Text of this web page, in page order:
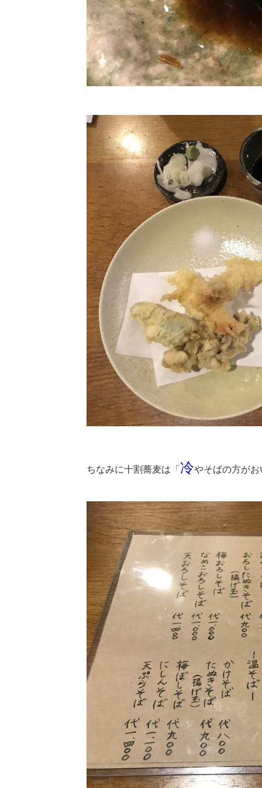
ちなみに十割蕎麦は「 冷やそばの方が